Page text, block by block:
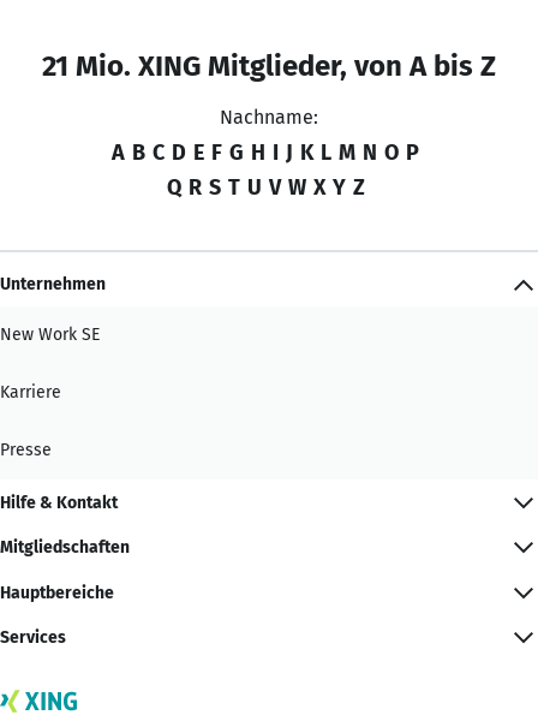
21 Mio. XING Mitglieder, von A bis Z
Nachname:
A B C D E F G H I J K L M N O P
Q R S T U V W X Y Z
Unternehmen
New Work SE
Karriere
Presse
Hilfe & Kontakt
Mitgliedschaften
Hauptbereiche
Services